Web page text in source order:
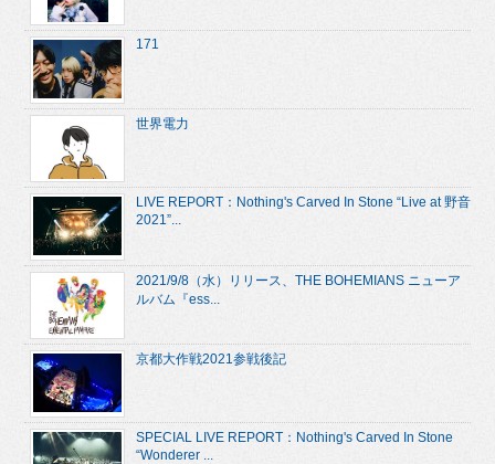
171
世界電力
LIVE REPORT：Nothing's Carved In Stone “Live at 野音
2021”...
2021/9/8（水）リリース、THE BOHEMIANS ニューア
ルバム『ess...
京都大作戦2021参戦後記
SPECIAL LIVE REPORT：Nothing's Carved In Stone
“Wonderer ...